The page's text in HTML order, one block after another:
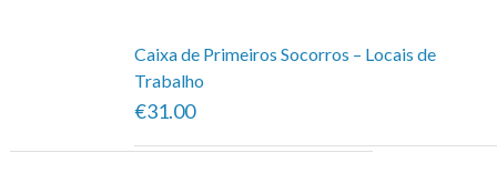
Caixa de Primeiros Socorros – Locais de
Trabalho
€31.00